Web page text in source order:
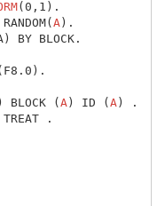
A
BLOCK (A ) ID (A